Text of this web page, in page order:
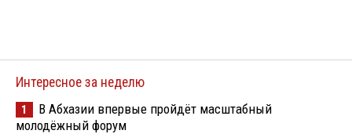
Интересное за неделю
1
В Абхазии впервые пройдёт масштабный
молодёжный форум